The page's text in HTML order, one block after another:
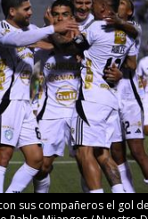
sus compañeros el gol